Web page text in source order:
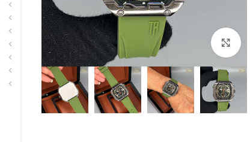
برای بزرگنمایی کلیک کنید